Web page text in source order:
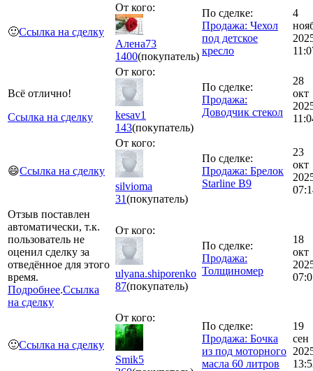
🙂Ссылка на сделку
От кого:
Алена73
1400(покупатель)
По сделке:
Продажа: Чехол
под детское
кресло
4
Всё отлично!
Ссылка на сделку
От кого:
kesav1
143(покупатель)
По сделке:
Продажа:
Доводчик стекол
28
окт
😄Ссылка на сделку
От кого:
silvioma
31(покупатель)
По сделке:
Продажа: Брелок
Starline B9
23
окт
Отзыв поставлен
автоматически, т.к.
пользователь не
оценил сделку за
отведённое для этого
время.
Подробнее.Ссылка
на сделку
От кого:
ulyana.shiporenko
87(покупатель)
По сделке:
Продажа:
Толщиномер
18
окт
🙂Ссылка на сделку
От кого:
Smik5
По сделке:
Продажа: Бочка
из под моторного
масла 60 литров
19
сен